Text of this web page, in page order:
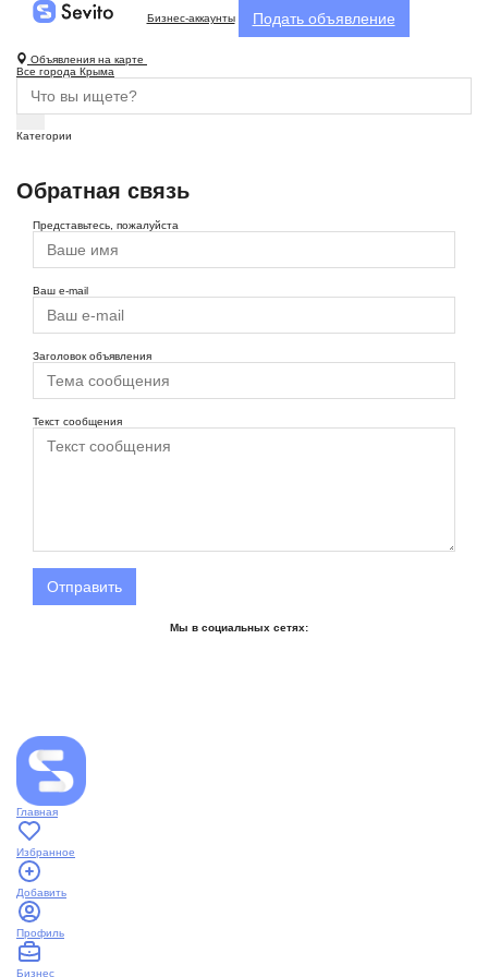
Бизнес-аккаунты Подать объявление
Объявления на карте
Все города Крыма
Категории
Обратная связь
Представьтесь, пожалуйста
Ваш e-mail
Заголовок объявления
Текст сообщения
Отправить
Мы в социальных сетях:
Главная
Избранное
Добавить
Профиль
Бизнес